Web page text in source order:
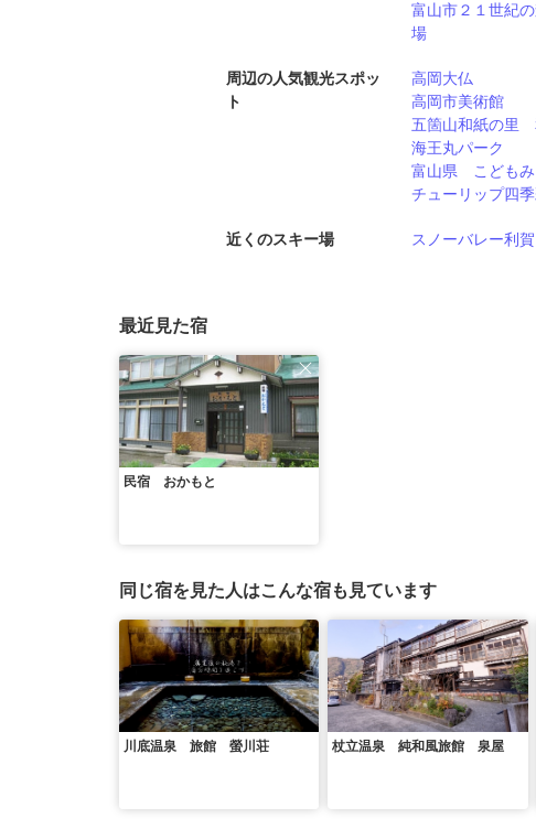
富山市２１世紀
場
周辺の人気観光スポッ
ト
高岡大仏
高岡市美術館
五箇山和紙の里
海王丸パーク
富山県 こどもみ
チューリップ四
近くのスキー場 スノーバレー利
最近見た宿
民宿 おかもと
同じ宿を見た人はこんな宿も見ています
川底温泉 旅館 螢川荘 杖立温泉 純和風旅館 泉屋